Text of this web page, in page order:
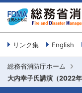
リンク集 English
総務省消防庁ホーム
大内幸子氏講演（2022